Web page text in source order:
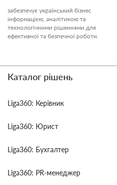
забезпечує український бізнес
інформацією, аналітикою та
технологічними рішеннями для
ефективної та безпечної роботи.
Каталог рішень
Liga360: Керівник
Liga360: Юрист
Liga360: Бухгалтер
Liga360: PR-менеджер